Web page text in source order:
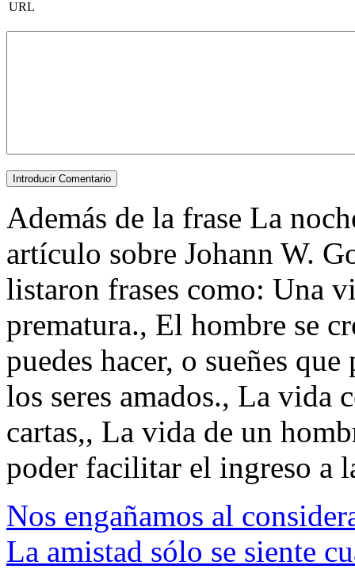
URL
Además de la frase La
artículo sobre Johann W.
listaron frases como: Una
prematura., El hombre se
puedes hacer, o sueñes
los seres amados., La vida
cartas,, La vida de un
poder facilitar el ingreso a
Nos engañamos al
La amistad sólo se siente